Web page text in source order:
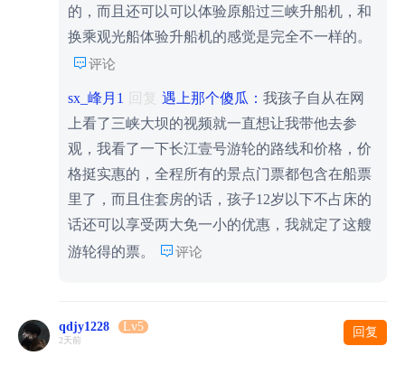
的，而且还可以可以体验原船过三峡升船机，和
换乘观光船体验升船机的感觉是完全不一样的。
评论
sx_峰月1 回复 遇上那个傻瓜： 我孩子自从在网
上看了三峡大坝的视频就一直想让我带他去参
观，我看了一下长江壹号游轮的路线和价格，价
格挺实惠的，全程所有的景点门票都包含在船票
里了，而且住套房的话，孩子12岁以下不占床的
话还可以享受两大免一小的优惠，我就定了这艘
游轮得的票。
评论
qdjy1228 Lv5
2天前
回复